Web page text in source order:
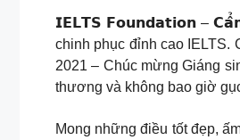
𝗜𝗘𝗟𝗧𝗦 𝗙𝗼𝘂𝗻𝗱𝗮𝘁𝗶𝗼𝗻 – 𝗖𝗮̂̉𝗺
chinh phục đỉnh cao IELTS.
2021 – Chúc mừng Giáng
thương và không bao giờ
Mong những điều tốt đẹp,